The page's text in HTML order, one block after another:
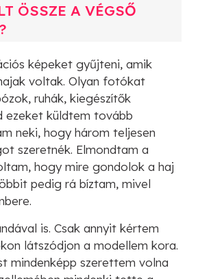
ÖSSZE A VÉGSŐ
képeket gyűjteni, amik
voltak. Olyan fotókat
ruhák, kiegészítők
ezeket küldtem tovább
neki, hogy három teljesen
szeretnék. Elmondtam a
hogy mire gondolok a haj
pedig rá bíztam, mivel
is. Csak annyit kértem
látszódjon a modellem kora.
mindenképp szerettem volna